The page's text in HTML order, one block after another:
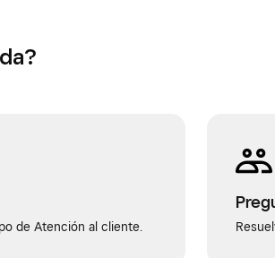
de Atención al cliente.